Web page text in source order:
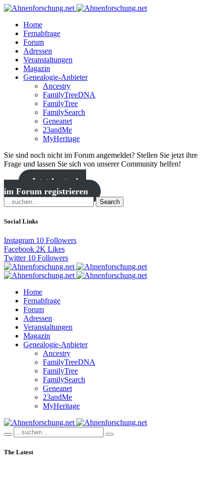
Home
Fernabfrage
Forum
Adressen
Veranstaltungen
Magazin
Genealogie-Anbieter
Ancestry
FamilyTreeDNA
FamilyTree
FamilySearch
Geneanet
23andMe
MyHeritage
Sie sind noch nicht im Forum angemeldet? Stellen Sie jetzt ihre
Frage und lassen Sie sich von unserer Community helfen!
Jetzt kostenlos
im Forum registrieren
Search
Social Links
Instagram 10 Followers
Facebook 2K Likes
Twitter 10 Followers
Home
Fernabfrage
Forum
Adressen
Veranstaltungen
Magazin
Genealogie-Anbieter
Ancestry
FamilyTreeDNA
FamilyTree
FamilySearch
Geneanet
23andMe
MyHeritage
The Latest